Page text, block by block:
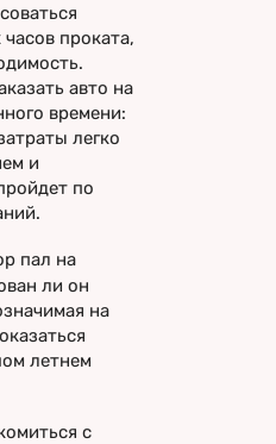
проката,
авто на
времени:
легко
и
по
пал на
ли он
на
летнем
с